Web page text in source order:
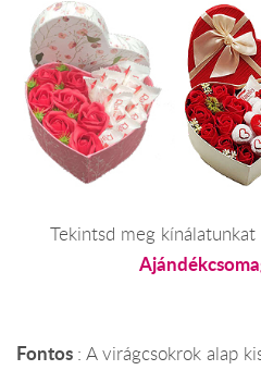
Tekintsd meg
Fontos : A virágcsokrok alap